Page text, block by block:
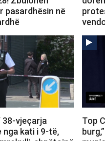
pasardhësin në
38-vjeçarja
kati i 9-të,
Top